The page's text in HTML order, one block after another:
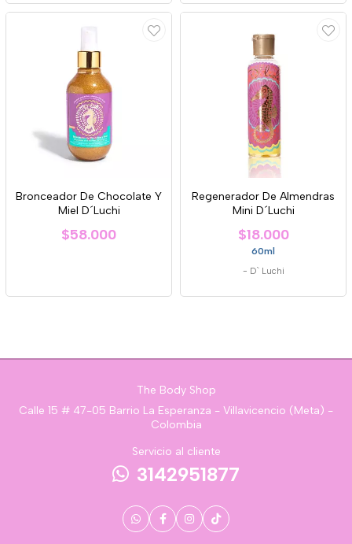
Bronceador De Chocolate Y
Miel D´Luchi
$58.000
Regenerador De Almendras
Mini D´Luchi
$18.000
60ml
- D` Luchi
The Body Shop
Calle 15 # 47-05 Barrio La Esperanza - Villavicencio (Meta) -
Colombia
Servicio al cliente
3142951877